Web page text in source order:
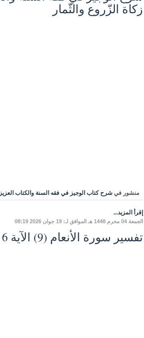
زكاة الزّروع والثّمار
منشور في شرح كتاب الوجيز في فقه السنة والكتاب العزيز
إقرأ المزيد...
الجمعة 04 محرم 1448 هـ الموافق لـ: 19 جوان 2026 08:19
تفسير سورة الأنعام (9) الآية 6